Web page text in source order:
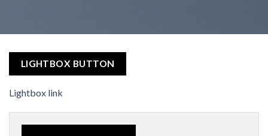
LIGHTBOX BUTTON
Lightbox link